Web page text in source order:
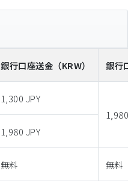
銀行口座送金 （KRW） 銀行口
1,300 JPY
1,980
1,980 JPY
無料 無料